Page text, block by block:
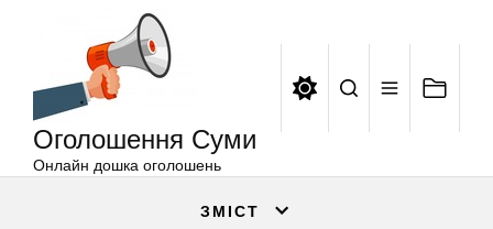
Оголошення Суми
Онлайн дошка оголошень
ЗМІСТ